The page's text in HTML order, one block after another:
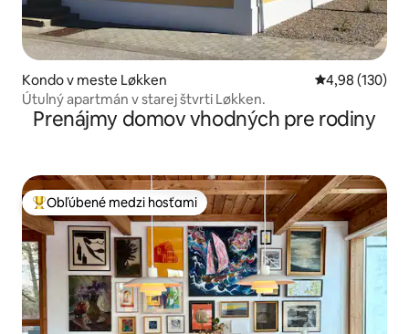
Kondo v meste Løkken Priemerné
4,98 (130)
Útulný apartmán v starej štvrti Løkken.
Prenájmy domov vhodných pre rodiny
Najobľúbenejšie medzi hosťami
Obľúbené medzi hosťami